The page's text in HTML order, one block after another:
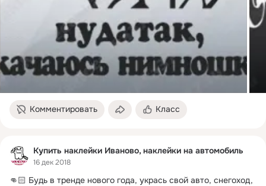
Комментировать Класс
Купить наклейки Иваново, наклейки на автомобиль
16 дек 2018
👊🏻 Будь в тренде нового года, укрась свой авто, снегоход,